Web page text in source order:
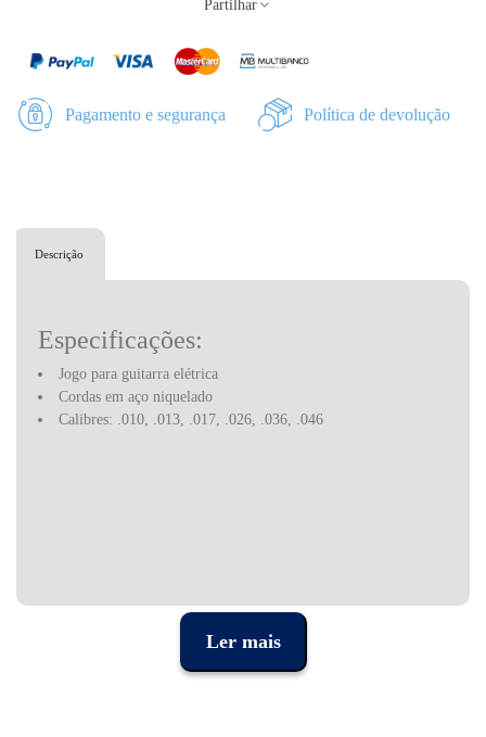
Partilhar
Pagamento e segurança Política de devolução
Descrição
Especificações:
Jogo para guitarra elétrica
Cordas em aço niquelado
Calibres: .010, .013, .017, .026, .036, .046
Ler mais